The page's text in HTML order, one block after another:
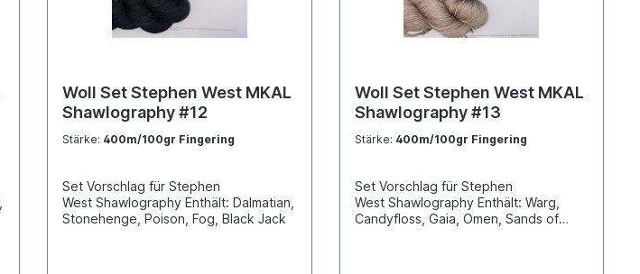
Woll Set Stephen West MKAL
Shawlography #12
Stärke: 400m/100gr Fingering
Set Vorschlag für Stephen
West Shawlography Enthält: Dalmatian,
Stonehenge, Poison, Fog, Black Jack
Woll Set Stephen West MKAL
Shawlography #13
Stärke: 400m/100gr Fingering
Set Vorschlag für Stephen
West Shawlography Enthält: Warg,
Candyfloss, Gaia, Omen, Sands of